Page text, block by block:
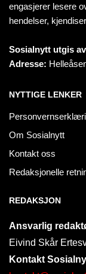
engasjerer lesere
hendelser,
Sosialnytt utgis
Adresse:
NYTTIGE LENKER
Om Sosialnytt
Kontakt oss
Redaksjonelle
REDAKSJON
Ansvarlig
Eivind Skår
Kontakt